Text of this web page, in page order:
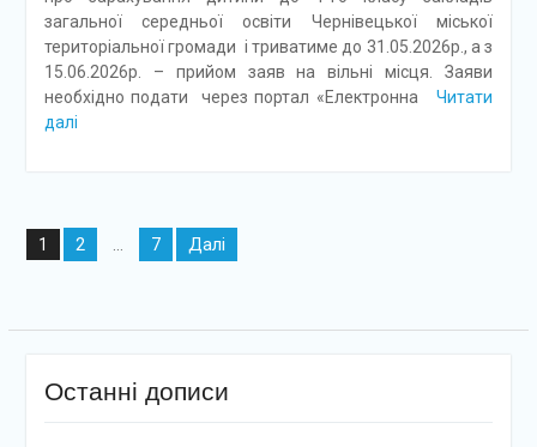
загальної середньої освіти Чернівецької міської
територіальної громади і триватиме до 31.05.2026р., а з
15.06.2026р. – прийом заяв на вільні місця. Заяви
необхідно подати через портал «Електронна
Читати
далі
Навігація
записів
1 2 7 Далі
Останні дописи